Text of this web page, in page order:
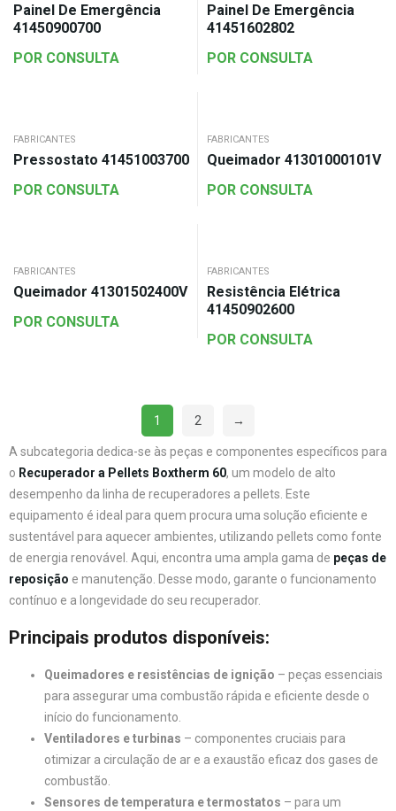
Painel De Emergência
41450900700
POR CONSULTA
Painel De Emergência
41451602802
POR CONSULTA
FABRICANTES
Pressostato 41451003700
POR CONSULTA
FABRICANTES
Queimador 41301000101V
POR CONSULTA
FABRICANTES
Queimador 41301502400V
POR CONSULTA
FABRICANTES
Resistência Elétrica
41450902600
POR CONSULTA
1 2 →
A subcategoria dedica-se às peças e componentes específicos para
o Recuperador a Pellets Boxtherm 60, um modelo de alto
desempenho da linha de recuperadores a pellets. Este
equipamento é ideal para quem procura uma solução eficiente e
sustentável para aquecer ambientes, utilizando pellets como fonte
de energia renovável. Aqui, encontra uma ampla gama de peças de
reposição e manutenção. Desse modo, garante o funcionamento
contínuo e a longevidade do seu recuperador.
Principais produtos disponíveis:
Queimadores e resistências de ignição – peças essenciais
para assegurar uma combustão rápida e eficiente desde o
início do funcionamento.
Ventiladores e turbinas – componentes cruciais para
otimizar a circulação de ar e a exaustão eficaz dos gases de
combustão.
Sensores de temperatura e termostatos – para um